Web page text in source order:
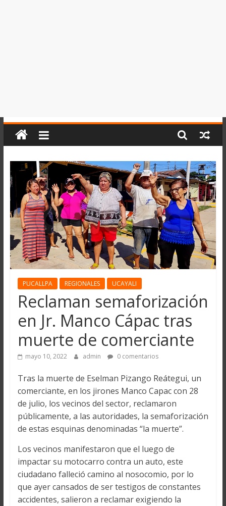
PUCALLPA REGIONALES UCAYALI
Reclaman semaforización
en Jr. Manco Cápac tras
muerte de comerciante
mayo 10, 2022 admin 0 comentarios
Tras la muerte de Eselman Pizango Reátegui, un
comerciante, en los jirones Manco Capac con 28
de julio, los vecinos del sector, reclamaron
públicamente, a las autoridades, la semaforización
de estas esquinas denominadas “la muerte”.
Los vecinos manifestaron que el luego de
impactar su motocarro contra un auto, este
ciudadano falleció camino al nosocomio, por lo
que ayer cansados de ser testigos de constantes
accidentes, salieron a reclamar exigiendo la